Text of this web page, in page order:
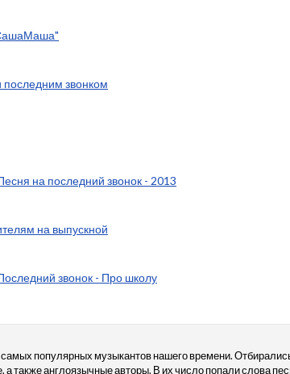
звонком
на последний звонок - 2013
на выпускной
звонок - Про школу
популярных музыкантов нашего времени.
а также англоязычные авторы. В их число попали слова